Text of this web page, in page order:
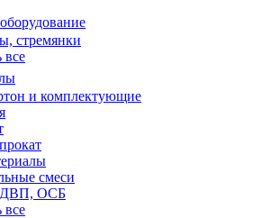
стремянки
все
и комплектующие
смеси
ДВП, ОСБ
все